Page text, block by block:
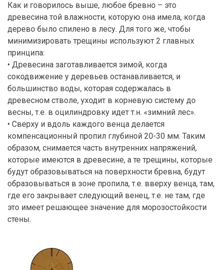
Как и говорилось выше, любое бревно – это
древесина той влажности, которую она имела, когда
дерево было спилено в лесу. Для того же, чтобы
минимизировать трещины используют 2 главных
принципа:
• Древесина заготавливается зимой, когда
сокодвижение у деревьев останавливается, и
большинство воды, которая содержалась в
древесном стволе, уходит в корневую систему до
весны, т.е. в оцилиндровку идет т.н. «зимний лес».
• Сверху и вдоль каждого венца делается
компенсационный пропил глубиной 20-30 мм. Таким
образом, снимается часть внутренних напряжений,
которые имеются в древесине, а те трещины, которые
будут образовываться на поверхности бревна, будут
образовываться в зоне пропила, т.е. вверху венца, там,
где его закрывает следующий венец, т.е. не там, где
это имеет решающее значение для морозостойкости
стены.